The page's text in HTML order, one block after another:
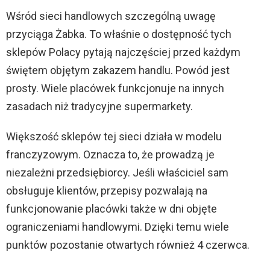
Wśród sieci handlowych szczególną uwagę
przyciąga Żabka. To właśnie o dostępność tych
sklepów Polacy pytają najczęściej przed każdym
świętem objętym zakazem handlu. Powód jest
prosty. Wiele placówek funkcjonuje na innych
zasadach niż tradycyjne supermarkety.
Większość sklepów tej sieci działa w modelu
franczyzowym. Oznacza to, że prowadzą je
niezależni przedsiębiorcy. Jeśli właściciel sam
obsługuje klientów, przepisy pozwalają na
funkcjonowanie placówki także w dni objęte
ograniczeniami handlowymi. Dzięki temu wiele
punktów pozostanie otwartych również 4 czerwca.